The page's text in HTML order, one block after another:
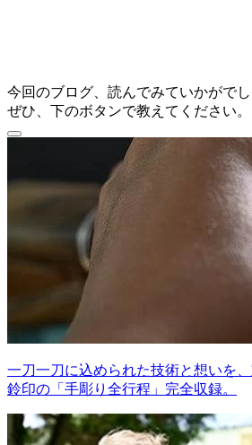
今回のブログ、読んでみていかがでし
ぜひ、下のボタンで教えてください。
一刀一刀に込められた技術と想いを、
鈴印の「手彫り全行程」完全収録。